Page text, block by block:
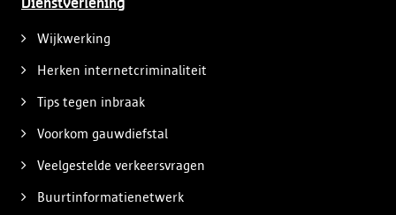
Dienstverlening
Wijkwerking
Herken internetcriminaliteit
Tips tegen inbraak
Voorkom gauwdiefstal
Veelgestelde verkeersvragen
Buurtinformatienetwerk